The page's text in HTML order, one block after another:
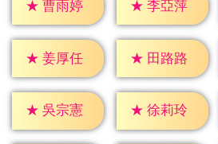
★ 曹雨婷 ★ 李亞萍
★ 姜厚任 ★ 田路路
★ 吳宗憲 ★ 徐莉玲